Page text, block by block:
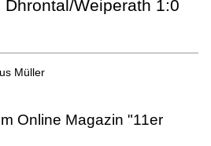
Dhrontal/Weiperath 1:0
Müller
Online Magazin "11er